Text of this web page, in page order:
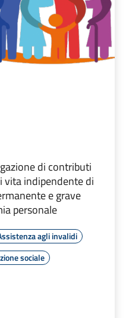
di contributi
vita indipendente di
e grave
personale
agli invalidi
sociale